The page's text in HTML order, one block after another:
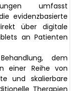
umfasst
evidenzbasierte
über digitale
an Patienten
dem
einer Reihe von
und skalierbare
Therapien